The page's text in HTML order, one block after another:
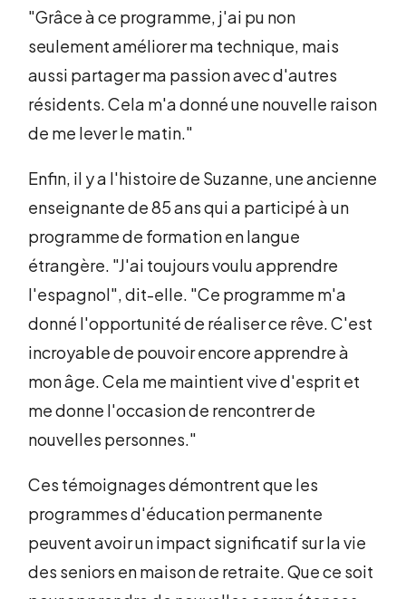
"Grâce à ce programme, j'ai pu non
seulement améliorer ma technique, mais
aussi partager ma passion avec d'autres
résidents. Cela m'a donné une nouvelle raison
de me lever le matin."
Enfin, il y a l'histoire de Suzanne, une ancienne
enseignante de 85 ans qui a participé à un
programme de formation en langue
étrangère. "J'ai toujours voulu apprendre
l'espagnol", dit-elle. "Ce programme m'a
donné l'opportunité de réaliser ce rêve. C'est
incroyable de pouvoir encore apprendre à
mon âge. Cela me maintient vive d'esprit et
me donne l'occasion de rencontrer de
nouvelles personnes."
Ces témoignages démontrent que les
programmes d'éducation permanente
peuvent avoir un impact significatif sur la vie
des seniors en maison de retraite. Que ce soit